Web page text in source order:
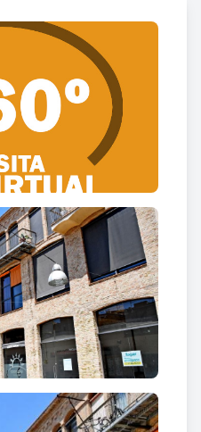
procedent de grans
en columnes de
destinada a
de la combustió que
per a obtenir la força
feia funcionar els
i l’expansió de la
enfront dels teixits
fabril. El 1929 la
tenia únicament 5 telers
la fàbrica d’Ignasi Font
i 318 sense. A mitjan
albergaren la raó
li valgué el renom